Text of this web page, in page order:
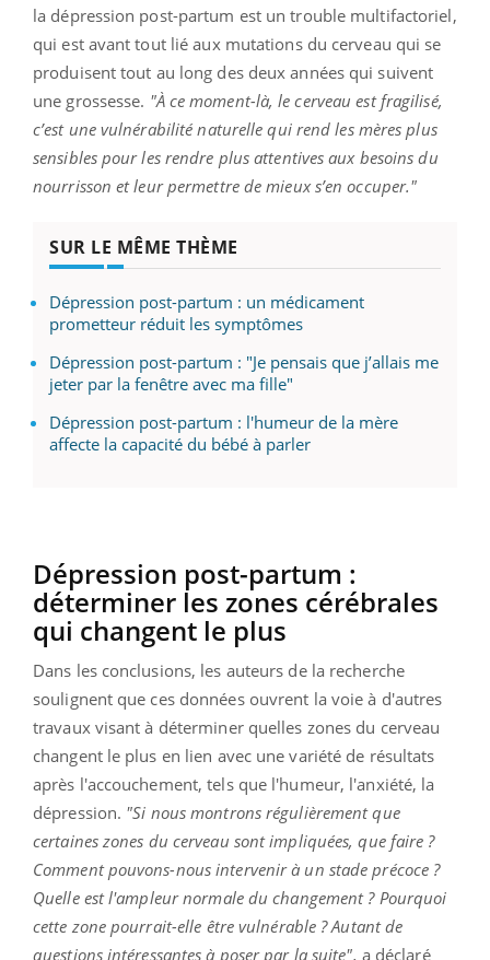
la dépression post-partum est un trouble multifactoriel,
qui est avant tout lié aux mutations du cerveau qui se
produisent tout au long des deux années qui suivent
une grossesse. "À ce moment-là, le cerveau est fragilisé,
c’est une vulnérabilité naturelle qui rend les mères plus
sensibles pour les rendre plus attentives aux besoins du
nourrisson et leur permettre de mieux s’en occuper."
SUR LE MÊME THÈME
Dépression post-partum : un médicament
prometteur réduit les symptômes
Dépression post-partum : "Je pensais que j’allais me
jeter par la fenêtre avec ma fille"
Dépression post-partum : l'humeur de la mère
affecte la capacité du bébé à parler
Dépression post-partum :
déterminer les zones cérébrales
qui changent le plus
Dans les conclusions, les auteurs de la recherche
soulignent que ces données ouvrent la voie à d'autres
travaux visant à déterminer quelles zones du cerveau
changent le plus en lien avec une variété de résultats
après l'accouchement, tels que l'humeur, l'anxiété, la
dépression. "Si nous montrons régulièrement que
certaines zones du cerveau sont impliquées, que faire ?
Comment pouvons-nous intervenir à un stade précoce ?
Quelle est l'ampleur normale du changement ? Pourquoi
cette zone pourrait-elle être vulnérable ? Autant de
questions intéressantes à poser par la suite", a déclaré